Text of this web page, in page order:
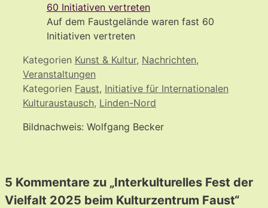
Auf dem Faustgelände waren fast 60
Initiativen vertreten
Kategorien Kunst & Kultur, Nachrichten,
Veranstaltungen
Kategorien Faust, Initiative für Internationalen
Kulturaustausch, Linden-Nord
Bildnachweis: Wolfgang Becker
5 Kommentare zu „Interkulturelles Fest der
Vielfalt 2025 beim Kulturzentrum Faust“